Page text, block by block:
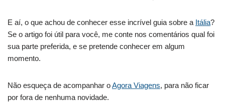
E aí, o que achou de conhecer esse incrível guia sobre a Itália?
Se o artigo foi útil para você, me conte nos comentários qual foi
sua parte preferida, e se pretende conhecer em algum
momento.
Não esqueça de acompanhar oAgora Viagens, para não ficar
por fora de nenhuma novidade.